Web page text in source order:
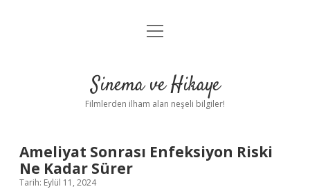
Gizlilik Politikası
Yasal Uyarı
menüyü
Sinema ve Hikaye
Filmlerden ilham alan neşeli bilgiler!
Ameliyat Sonrası Enfeksiyon Riski
Ne Kadar Sürer
Tarih: Eylül 11, 2024